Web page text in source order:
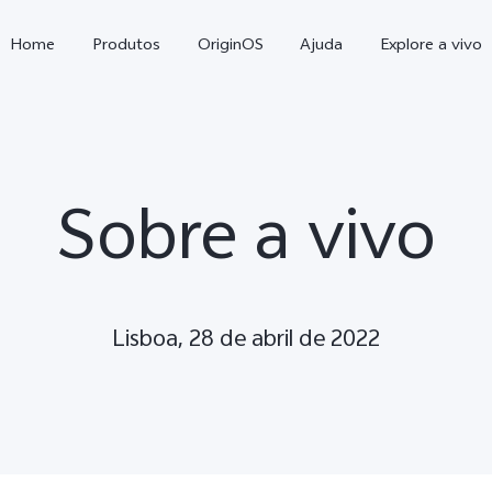
Home Produtos OriginOS Ajuda Explore a vivo
Sobre a vivo
Lisboa, 28 de abril de 2022